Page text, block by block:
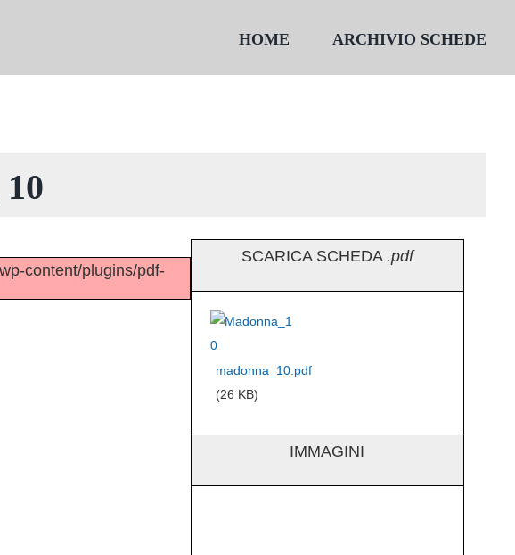
HOME ARCHIVIO SCHEDE
content/plugins/pdf-
SCARICA SCHEDA .pdf
madonna_10.pdf
(26 KB)
IMMAGINI